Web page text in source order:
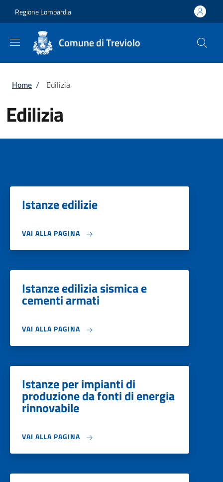
Regione Lombardia
Comune di Treviolo
Briciole di pane
Home / Edilizia
Edilizia
Istanze edilizie
VAI ALLA PAGINA
Istanze edilizia sismica e
cementi armati
VAI ALLA PAGINA
Istanze per impianti di
produzione da fonti di energia
rinnovabile
VAI ALLA PAGINA